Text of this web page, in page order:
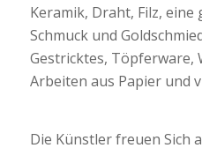
Keramik, Draht, Filz,
Schmuck und
Gestricktes, Töpferware,
Arbeiten aus Papier und
Die Künstler freuen Sich